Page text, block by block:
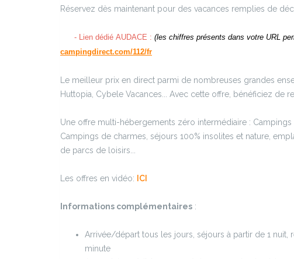
Réservez dès maintenant pour des vacances remplies de
- Lien dédié AUDACE : (les chiffres présents dans votre URL
campingdirect.com/112/fr
Le meilleur prix en direct parmi de nombreuses grandes
Huttopia, Cybele Vacances... Avec cette offre, bénéficiez de
Une offre multi-hébergements zéro intermédiaire :
Campings de charmes, séjours 100% insolites et nature,
de parcs de loisirs...
Les offres en vidéo: ICI
Informations complémentaires :
Arrivée/départ tous les jours, séjours à partir de 1
minute